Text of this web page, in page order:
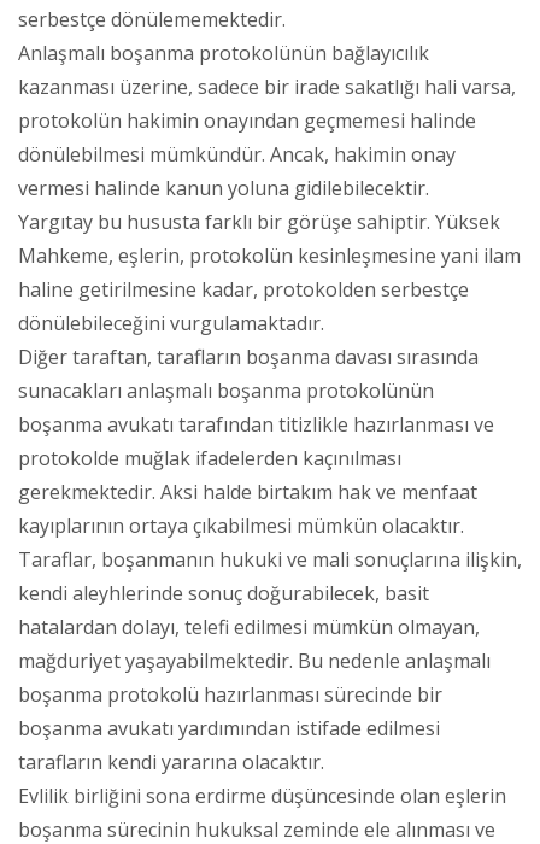
serbestçe dönülememektedir.
Anlaşmalı boşanma protokolünün bağlayıcılık
kazanması üzerine, sadece bir irade sakatlığı hali varsa,
protokolün hakimin onayından geçmemesi halinde
dönülebilmesi mümkündür. Ancak, hakimin onay
vermesi halinde kanun yoluna gidilebilecektir.
Yargıtay bu hususta farklı bir görüşe sahiptir. Yüksek
Mahkeme, eşlerin, protokolün kesinleşmesine yani ilam
haline getirilmesine kadar, protokolden serbestçe
dönülebileceğini vurgulamaktadır.
Diğer taraftan, tarafların boşanma davası sırasında
sunacakları anlaşmalı boşanma protokolünün
boşanma avukatı tarafından titizlikle hazırlanması ve
protokolde muğlak ifadelerden kaçınılması
gerekmektedir. Aksi halde birtakım hak ve menfaat
kayıplarının ortaya çıkabilmesi mümkün olacaktır.
Taraflar, boşanmanın hukuki ve mali sonuçlarına ilişkin,
kendi aleyhlerinde sonuç doğurabilecek, basit
hatalardan dolayı, telefi edilmesi mümkün olmayan,
mağduriyet yaşayabilmektedir. Bu nedenle anlaşmalı
boşanma protokolü hazırlanması sürecinde bir
boşanma avukatı yardımından istifade edilmesi
tarafların kendi yararına olacaktır.
Evlilik birliğini sona erdirme düşüncesinde olan eşlerin
boşanma sürecinin hukuksal zeminde ele alınması ve